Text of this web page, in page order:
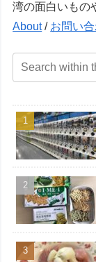
湾の面白いもの
About/ お問い